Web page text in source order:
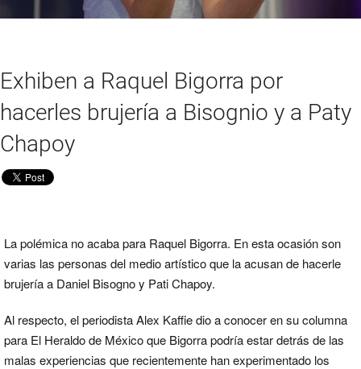
Exhiben a Raquel Bigorra por
hacerles brujería a Bisognio y a Paty
Chapoy
La polémica no acaba para Raquel Bigorra. En esta ocasión son
varias las personas del medio artístico que la acusan de hacerle
brujería a Daniel Bisogno y Pati Chapoy.
Al respecto, el periodista Alex Kaffie dio a conocer en su columna
para El Heraldo de México que Bigorra podría estar detrás de las
malas experiencias que recientemente han experimentado los